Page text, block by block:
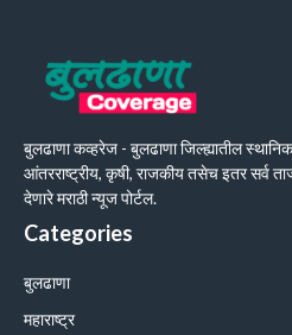
बुलढाणा कव्हरेज - बुलढाणा जिल्ह्यातील स्थानिक
आंतरराष्ट्रीय, कृषी, राजकीय तसेच इतर सर्व
देणारे मराठी न्यूज पोर्टल.
Categories
बुलढाणा
महाराष्ट्र